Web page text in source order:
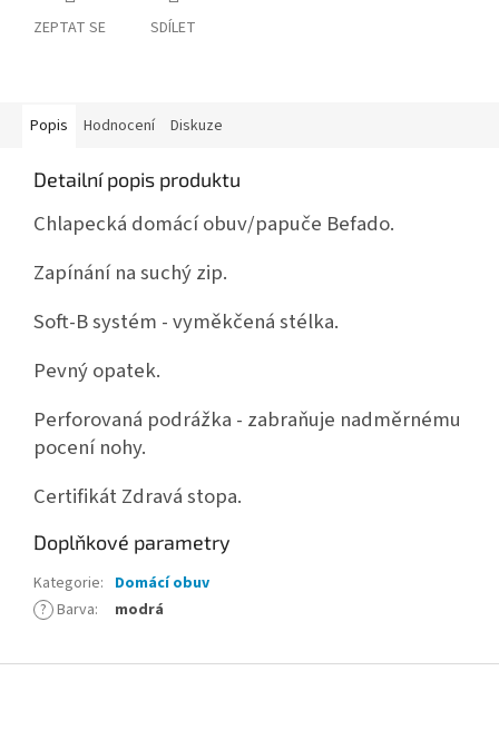
ZEPTAT SE SDÍLET
Popis Hodnocení Diskuze
Detailní popis produktu
Chlapecká domácí obuv/papuče Befado.
Zapínání na suchý zip.
Soft-B systém - vyměkčená stélka.
Pevný opatek.
Perforovaná podrážka - zabraňuje nadměrnému
pocení nohy.
Certifikát Zdravá stopa.
Doplňkové parametry
Kategorie: Domácí obuv
? Barva: modrá